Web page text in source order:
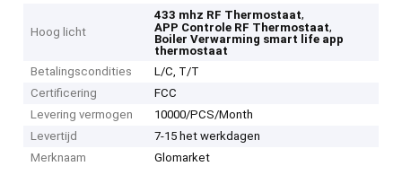
Hoog licht
433 mhz RF Thermostaat,
APP Controle RF Thermostaat,
Boiler Verwarming smart life app
thermostaat
Betalingscondities
L/C, T/T
Certificering
FCC
Levering vermogen
10000/PCS/Month
Levertijd
7-15 het werkdagen
Merknaam
Glomarket